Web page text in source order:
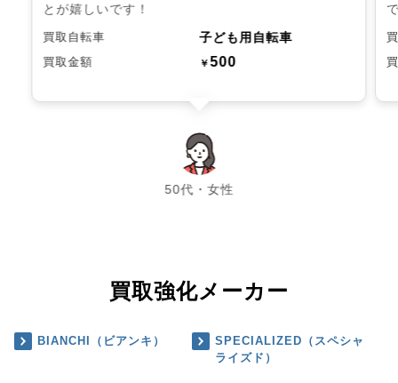
とが嬉しいです！
買取自転車 子ども用自転車
買取金額 ￥500
50代・女性
chevron_left chevron_right
買取強化メーカー
BIANCHI（ビアンキ）
SPECIALIZED（スペシャ
ライズド）